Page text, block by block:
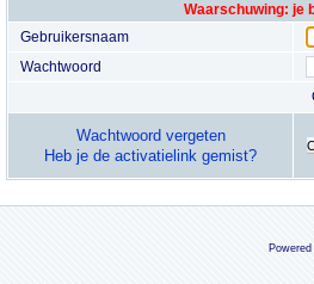
Waarschuwing: je
Gebruikersnaam
Wachtwoord
Wachtwoord vergeten
Heb je de activatielink gemist?